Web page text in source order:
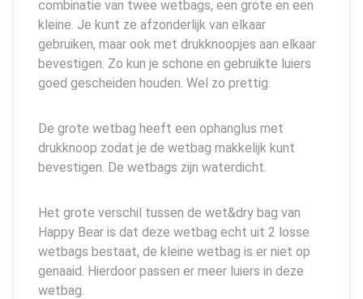
combinatie van twee wetbags, een grote en een
kleine. Je kunt ze afzonderlijk van elkaar
gebruiken, maar ook met drukknoopjes aan elkaar
bevestigen. Zo kun je schone en gebruikte luiers
goed gescheiden houden. Wel zo prettig.
De grote wetbag heeft een ophanglus met
drukknoop zodat je de wetbag makkelijk kunt
bevestigen. De wetbags zijn waterdicht.
Het grote verschil tussen de wet&dry bag van
Happy Bear is dat deze wetbag echt uit 2 losse
wetbags bestaat, de kleine wetbag is er niet op
genaaid. Hierdoor passen er meer luiers in deze
wetbag.